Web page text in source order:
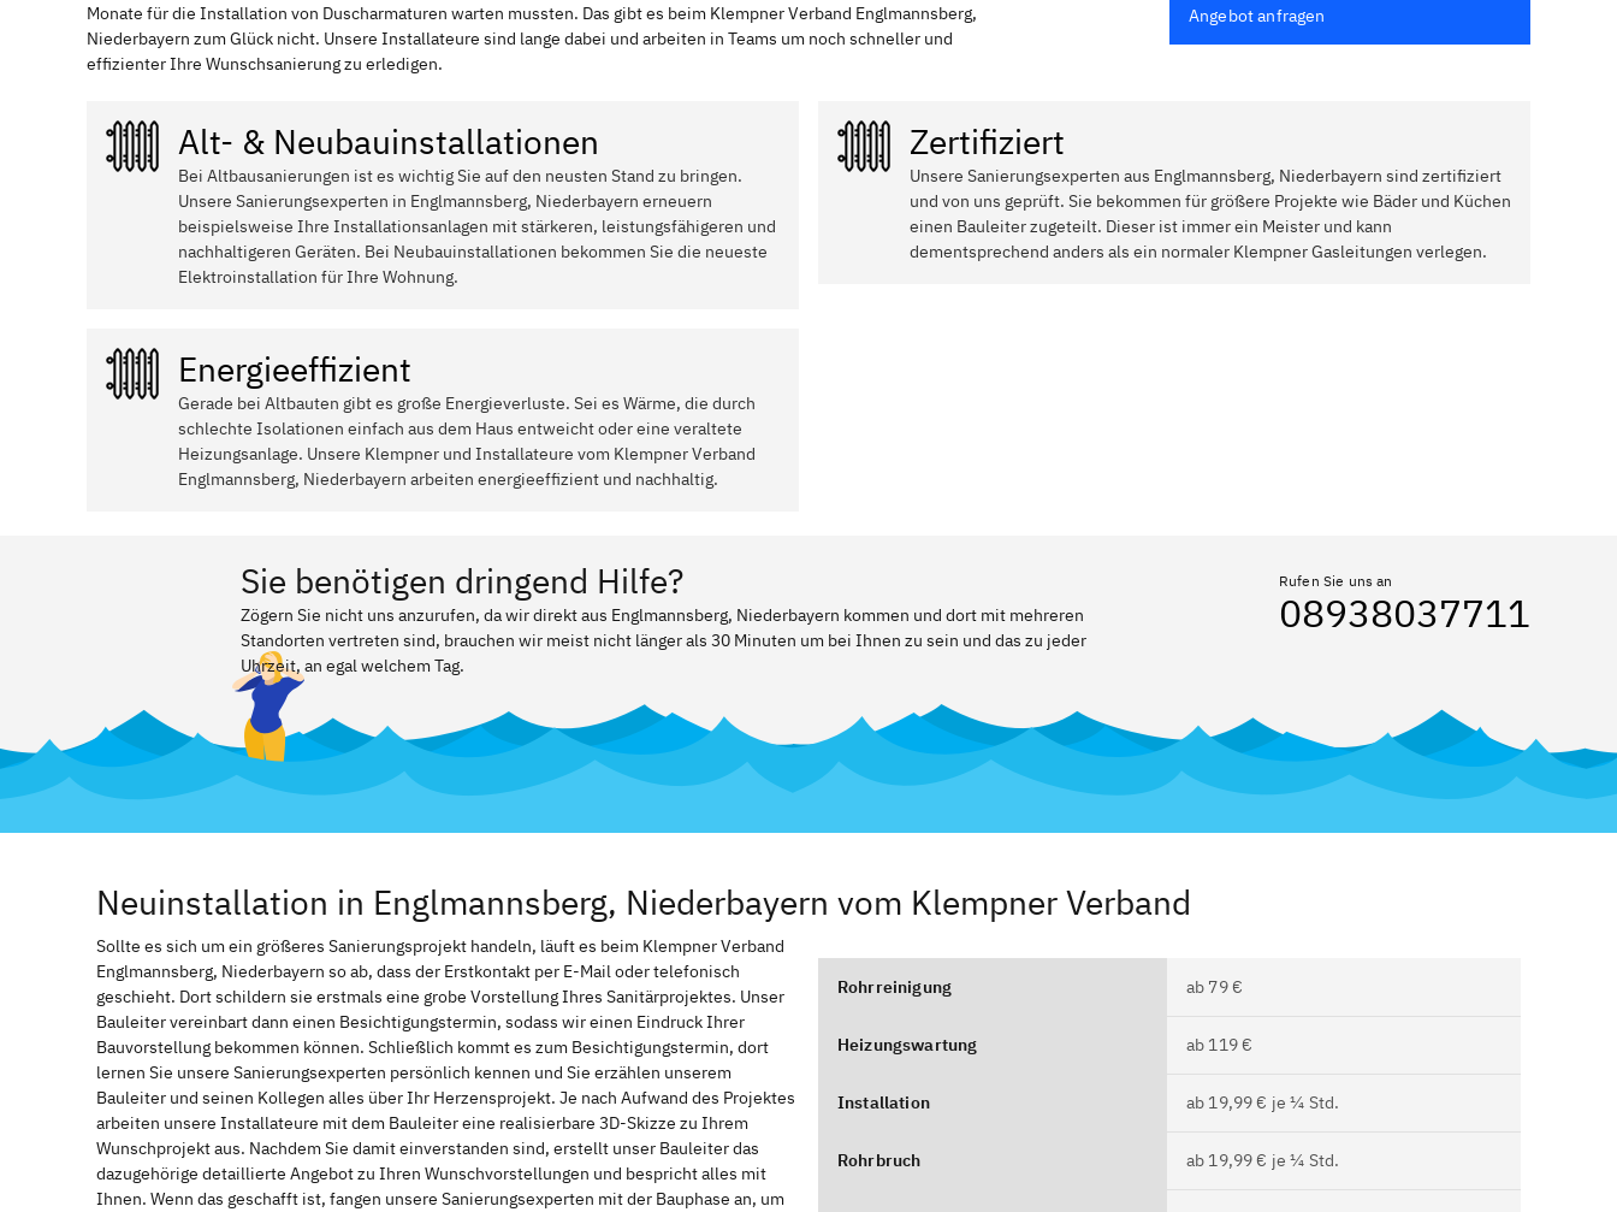
Monate für die Installation von Duscharmaturen warten mussten. Das gibt es beim Klempner Verband Englmannsberg,
Niederbayern zum Glück nicht. Unsere Installateure sind lange dabei und arbeiten in Teams um noch schneller und
effizienter Ihre Wunschsanierung zu erledigen.
Angebot anfragen
Alt- & Neubauinstallationen
Bei Altbausanierungen ist es wichtig Sie auf den neusten Stand zu bringen.
Unsere Sanierungsexperten in Englmannsberg, Niederbayern erneuern
beispielsweise Ihre Installationsanlagen mit stärkeren, leistungsfähigeren und
nachhaltigeren Geräten. Bei Neubauinstallationen bekommen Sie die neueste
Elektroinstallation für Ihre Wohnung.
Zertifiziert
Unsere Sanierungsexperten aus Englmannsberg, Niederbayern sind zertifiziert
und von uns geprüft. Sie bekommen für größere Projekte wie Bäder und Küchen
einen Bauleiter zugeteilt. Dieser ist immer ein Meister und kann
dementsprechend anders als ein normaler Klempner Gasleitungen verlegen.
Energieeffizient
Gerade bei Altbauten gibt es große Energieverluste. Sei es Wärme, die durch
schlechte Isolationen einfach aus dem Haus entweicht oder eine veraltete
Heizungsanlage. Unsere Klempner und Installateure vom Klempner Verband
Englmannsberg, Niederbayern arbeiten energieeffizient und nachhaltig.
Sie benötigen dringend Hilfe?
Zögern Sie nicht uns anzurufen, da wir direkt aus Englmannsberg, Niederbayern kommen und dort mit mehreren
Standorten vertreten sind, brauchen wir meist nicht länger als 30 Minuten um bei Ihnen zu sein und das zu jeder
Uhrzeit, an egal welchem Tag.
Rufen Sie uns an
08938037711
Neuinstallation in Englmannsberg, Niederbayern vom Klempner Verband
Sollte es sich um ein größeres Sanierungsprojekt handeln, läuft es beim Klempner Verband
Englmannsberg, Niederbayern so ab, dass der Erstkontakt per E-Mail oder telefonisch
geschieht. Dort schildern sie erstmals eine grobe Vorstellung Ihres Sanitärprojektes. Unser
Bauleiter vereinbart dann einen Besichtigungstermin, sodass wir einen Eindruck Ihrer
Bauvorstellung bekommen können. Schließlich kommt es zum Besichtigungstermin, dort
lernen Sie unsere Sanierungsexperten persönlich kennen und Sie erzählen unserem
Bauleiter und seinen Kollegen alles über Ihr Herzensprojekt. Je nach Aufwand des Projektes
arbeiten unsere Installateure mit dem Bauleiter eine realisierbare 3D-Skizze zu Ihrem
Wunschprojekt aus. Nachdem Sie damit einverstanden sind, erstellt unser Bauleiter das
dazugehörige detaillierte Angebot zu Ihren Wunschvorstellungen und bespricht alles mit
Ihnen. Wenn das geschafft ist, fangen unsere Sanierungsexperten mit der Bauphase an, um
Rohrreinigung ab 79 €
Heizungswartung ab 119 €
Installation ab 19,99 € je ¼ Std.
Rohrbruch ab 19,99 € je ¼ Std.